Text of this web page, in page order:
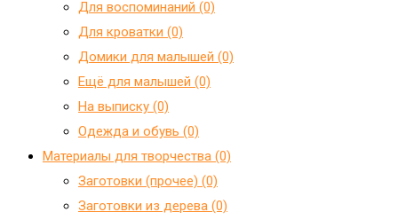
Для воспоминаний (0)
Для кроватки (0)
Домики для малышей (0)
Ещё для малышей (0)
На выписку (0)
Одежда и обувь (0)
Материалы для творчества (0)
Заготовки (прочее) (0)
Заготовки из дерева (0)